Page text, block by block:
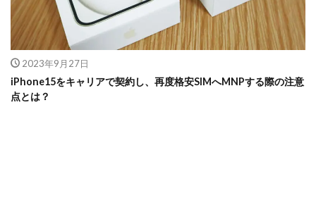
2023年9月27日
iPhone15をキャリアで契約し、再度格安SIMへMNPする際の注意
点とは？